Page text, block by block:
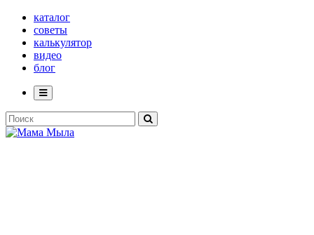
каталог
советы
калькулятор
видео
блог